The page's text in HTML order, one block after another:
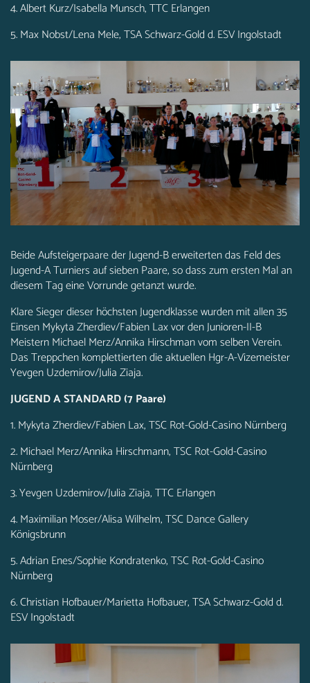
4. Albert Kurz/Isabella Munsch, TTC Erlangen
5. Max Nobst/Lena Mele, TSA Schwarz-Gold d. ESV Ingolstadt
Beide Aufsteigerpaare der Jugend-B erweiterten das Feld des
Jugend-A Turniers auf sieben Paare, so dass zum ersten Mal an
diesem Tag eine Vorrunde getanzt wurde.
Klare Sieger dieser höchsten Jugendklasse wurden mit allen 35
Einsen Mykyta Zherdiev/Fabien Lax vor den Junioren-II-B
Meistern Michael Merz/Annika Hirschman vom selben Verein.
Das Treppchen komplettierten die aktuellen Hgr-A-Vizemeister
Yevgen Uzdemirov/Julia Ziaja.
JUGEND A STANDARD (7 Paare)
1. Mykyta Zherdiev/Fabien Lax, TSC Rot-Gold-Casino Nürnberg
2. Michael Merz/Annika Hirschmann, TSC Rot-Gold-Casino
Nürnberg
3. Yevgen Uzdemirov/Julia Ziaja, TTC Erlangen
4. Maximilian Moser/Alisa Wilhelm, TSC Dance Gallery
Königsbrunn
5. Adrian Enes/Sophie Kondratenko, TSC Rot-Gold-Casino
Nürnberg
6. Christian Hofbauer/Marietta Hofbauer, TSA Schwarz-Gold d.
ESV Ingolstadt